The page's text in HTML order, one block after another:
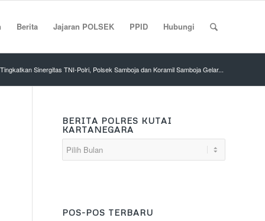
Berita Jajaran POLSEK PPID Hubungi
Tingkatkan Sinergitas TNI-Polri, Polsek Samboja dan Koramil Samboja Gelar...
BERITA POLRES KUTAI
KARTANEGARA
POS-POS TERBARU